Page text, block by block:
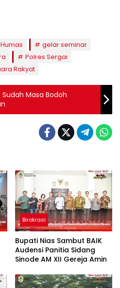
gelar seminar
Polres Sergai
Rakyat
Masa Bodoh
Birokrasi
Bupati Nias Sambut BAIK
Audensi Panitia Sidang
Sinode AM XII Gereja Amin